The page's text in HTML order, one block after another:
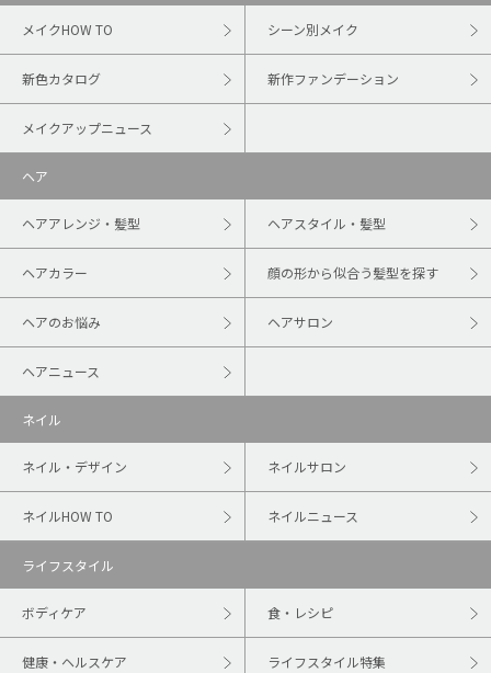
メイクHOW TO シーン別メイク
新色カタログ 新作ファンデーション
メイクアップニュース
ヘア
ヘアアレンジ・髪型 ヘアスタイル・髪型
ヘアカラー 顔の形から似合う髪型を探す
ヘアのお悩み ヘアサロン
ヘアニュース
ネイル
ネイル・デザイン ネイルサロン
ネイルHOW TO ネイルニュース
ライフスタイル
ボディケア 食・レシピ
健康・ヘルスケア ライフスタイル特集